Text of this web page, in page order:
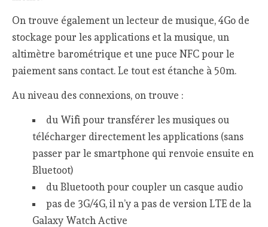
On trouve également un lecteur de musique, 4Go de
stockage pour les applications et la musique, un
altimètre barométrique et une puce NFC pour le
paiement sans contact. Le tout est étanche à 50m.
Au niveau des connexions, on trouve :
du Wifi pour transférer les musiques ou
télécharger directement les applications (sans
passer par le smartphone qui renvoie ensuite en
Bluetoot)
du Bluetooth pour coupler un casque audio
pas de 3G/4G, il n’y a pas de version LTE de la
Galaxy Watch Active